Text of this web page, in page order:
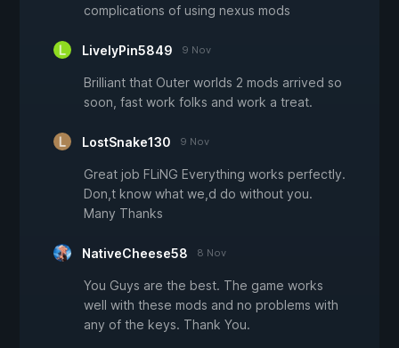
complications of using nexus mods
LivelyPin5849 9 Nov
Brilliant that Outer worlds 2 mods arrived so
soon, fast work folks and work a treat.
LostSnake130 9 Nov
Great job FLiNG Everything works perfectly.
Don,t know what we,d do without you.
Many Thanks
NativeCheese58 8 Nov
You Guys are the best. The game works
well with these mods and no problems with
any of the keys. Thank You.